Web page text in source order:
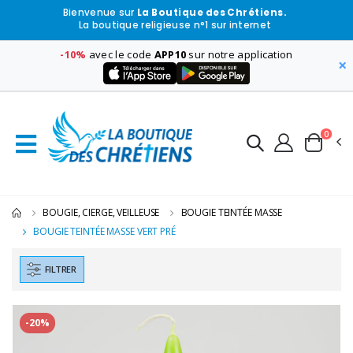
Bienvenue sur La Boutique des Chrétiens.
La boutique religieuse n°1 sur internet
-10% avec le code APP10 sur notre application
×
0
BOUGIE, CIERGE, VEILLEUSE
BOUGIE TEINTÉE MASSE
BOUGIE TEINTÉE MASSE VERT PRÉ
FILTRER
-20%